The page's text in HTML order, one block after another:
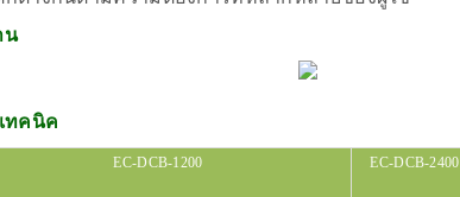
น
ทคนิค
EC-DCB-1200 EC-DCB-2400